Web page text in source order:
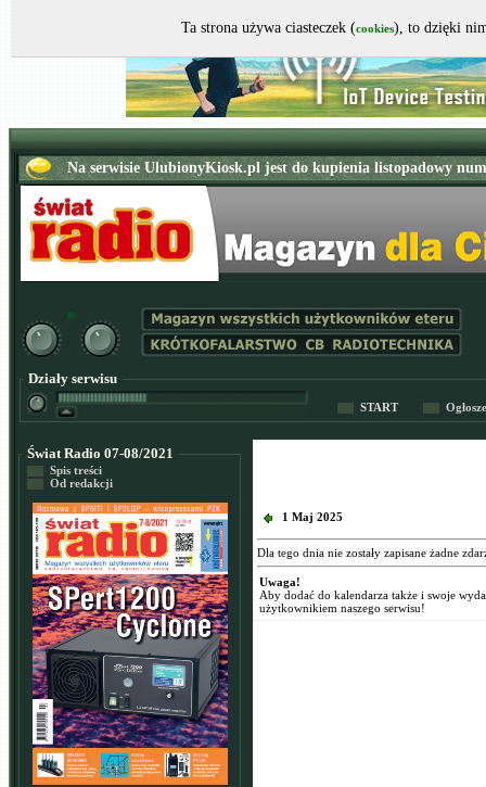
Działy serwisu
START
Świat Radio 07-08/2021
Spis treści
Od redakcji
1 Maj 2025
Dla tego dnia nie zostały zapisane żadne
Uwaga!
Aby dodać do kalendarza także i swoje
użytkownikiem naszego serwisu!
Ta strona używa ciasteczek (cookies), to dzięki